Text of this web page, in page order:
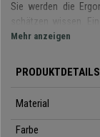
Sie werden die
schätzen wissen.
ergonomisch
auch in der Tiefe
gestützt und die
Derinnovative und
Mehr anzeigen
Material
Farbe